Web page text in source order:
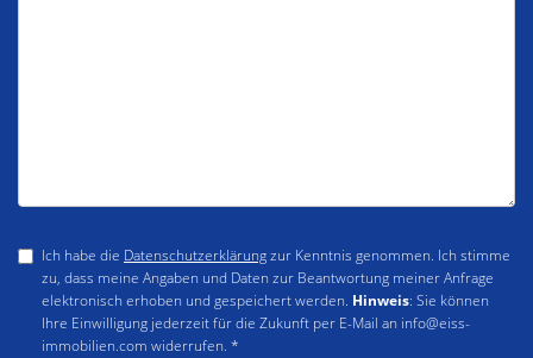
Ich habe die Datenschutzerklärungzur Kenntnis genommen. Ich stimme
zu, dass meine Angaben und Daten zur Beantwortung meiner Anfrage
elektronisch erhoben und gespeichert werden. Hinweis: Sie können
Ihre Einwilligung jederzeit für die Zukunft per E-Mail an info@eiss-
immobilien.com widerrufen. *